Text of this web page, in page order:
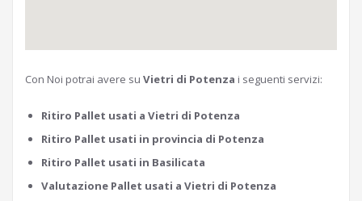
Con Noi potrai avere su Vietri di Potenza i seguenti servizi:
Ritiro Pallet usati a Vietri di Potenza
Ritiro Pallet usati in provincia di Potenza
Ritiro Pallet usati in Basilicata
Valutazione Pallet usati a Vietri di Potenza